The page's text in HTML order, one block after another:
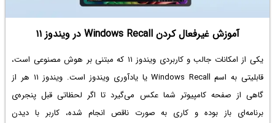
آموزش غیرفعال کردن Windows Recall در ویندوز ۱۱
یکی از امکانات جالب و کاربردی ویندوز ۱۱ که مبتنی بر هوش مصنوعی است،
قابلیتی به اسم Windows Recall یا یادآوری ویندوز است. ویندوز ۱۱ هر از
گاهی از صفحه کامپیوتر شما عکس می‌گیرد تا اگر لحظاتی قبل پنجره‌ی
برنامه‌ای باز بوده و کاری به صورت ناقص انجام شده، کاربر با دیدن